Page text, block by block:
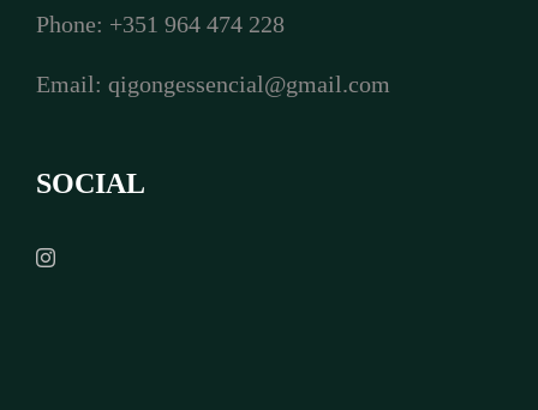
Phone: +351 964 474 228
Email: qigongessencial@gmail.com
SOCIAL